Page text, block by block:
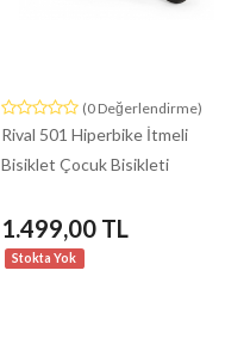
(0 Değerlendirme)
Rival 501 Hiperbike İtmeli
Bisiklet Çocuk Bisikleti
1.499,00 TL
Stokta Yok